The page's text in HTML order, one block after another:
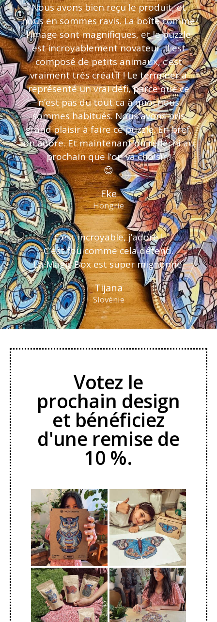
Nous avons bien reçu le produit, et
nous en sommes ravis. La boîte comme
l’image sont magnifiques, et le puzzle
est incroyablement novateur. Il est
composé de petits animaux, c’est
vraiment très créatif ! Le terminer a
représenté un vrai défi, parce que ce
n’est pas du tout ca à quoi nous
sommes habitués. Nous avons pris
grand plaisir à faire ce puzzle. En bref,
on adore. Et maintenant on réfléchi au
prochain que l’on va choisir !
😊
Eke
Hongrie
C’est incroyable, j’adore !
C’est fou comme cela détend.
La Magic Box est super mignonne.
Tijana
Slovénie
Votez le
prochain design
et bénéficiez
d'une remise de
10 %.